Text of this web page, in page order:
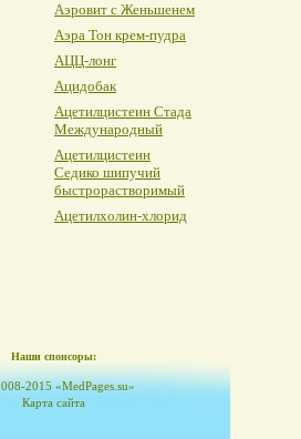
Аэровит с Женьшенем
Аэра Тон крем-пудра
АЦЦ-лонг
Ацидобак
Ацетилцистеин Стада
Международный
Ацетилцистеин
Седико шипучий
быстрорастворимый
Ацетилхолин-хлорид
Наши спонсоры:
2015 «MedPages.su»
Карта сайта